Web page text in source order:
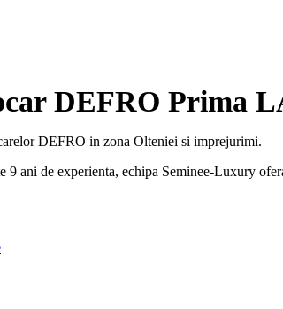
DEFRO Prima
DEFRO in zona Olteniei si imprejurimi.
9 ani de experienta, echipa Seminee-Luxury